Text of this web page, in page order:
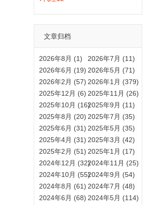
文章归档
2026年8月 (1)
2026年7月 (11)
2026年6月 (19) 2026年5月 (71)
2026年2月 (57) 2026年1月 (379)
2025年12月 (6) 2025年11月 (26)
2025年10月 (16)2025年9月 (11)
2025年8月 (20) 2025年7月 (35)
2025年6月 (31) 2025年5月 (35)
2025年4月 (31) 2025年3月 (42)
2025年2月 (51) 2025年1月 (17)
2024年12月 (32)2024年11月 (25)
2024年10月 (55)2024年9月 (54)
2024年8月 (61) 2024年7月 (48)
2024年6月 (68) 2024年5月 (114)